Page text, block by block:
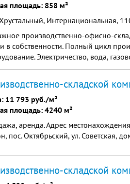
площадь: 858 м²
Хрустальный, Интернациональная,
производственно-офисно-
в собственности. Полный цикл
Электричество, вода,
складской
11 793 руб./м²
площадь: 4240 м²
аренда. Адрес
пос. Октябрьский, ул. Советская,
складской